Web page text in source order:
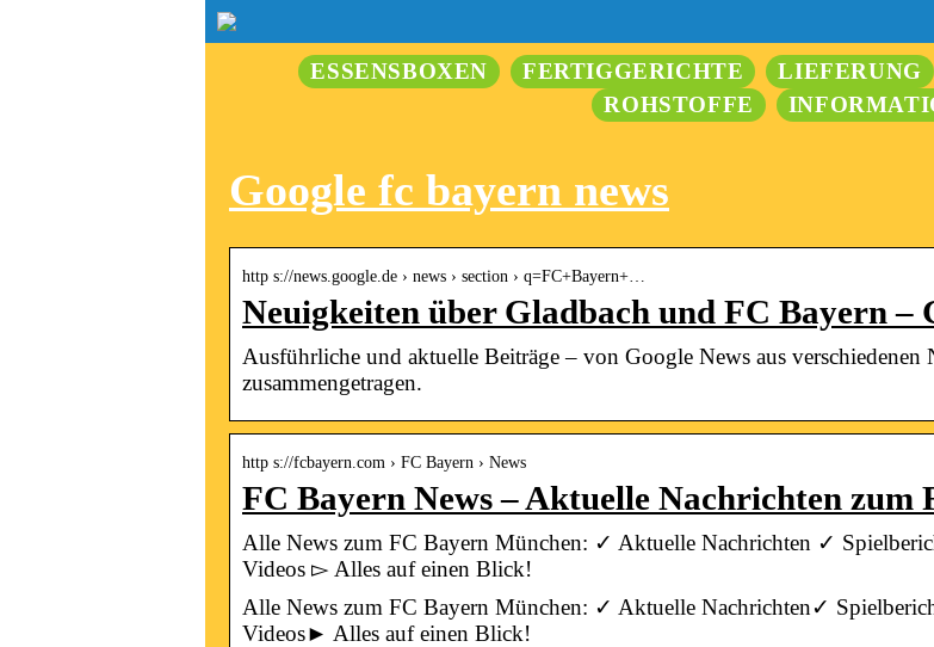
ESSENSBOXEN FERTIGGERICHTE LIEFERUNG
ROHSTOFFE
Google fc bayern news
http s://news.google.de › news › section › q=FC+Bayern+…
Neuigkeiten über Gladbach und FC Bayern –
Ausführliche und aktuelle Beiträge – von Google News aus verschiedenen
zusammengetragen.
http s://fcbayern.com › FC Bayern › News
FC Bayern News – Aktuelle Nachrichten zum
Alle News zum FC Bayern München: ✓ Aktuelle Nachrichten ✓
Videos ▻ Alles auf einen Blick!
Alle News zum FC Bayern München: ✓ Aktuelle Nachrichten✓
Videos► Alles auf einen Blick!